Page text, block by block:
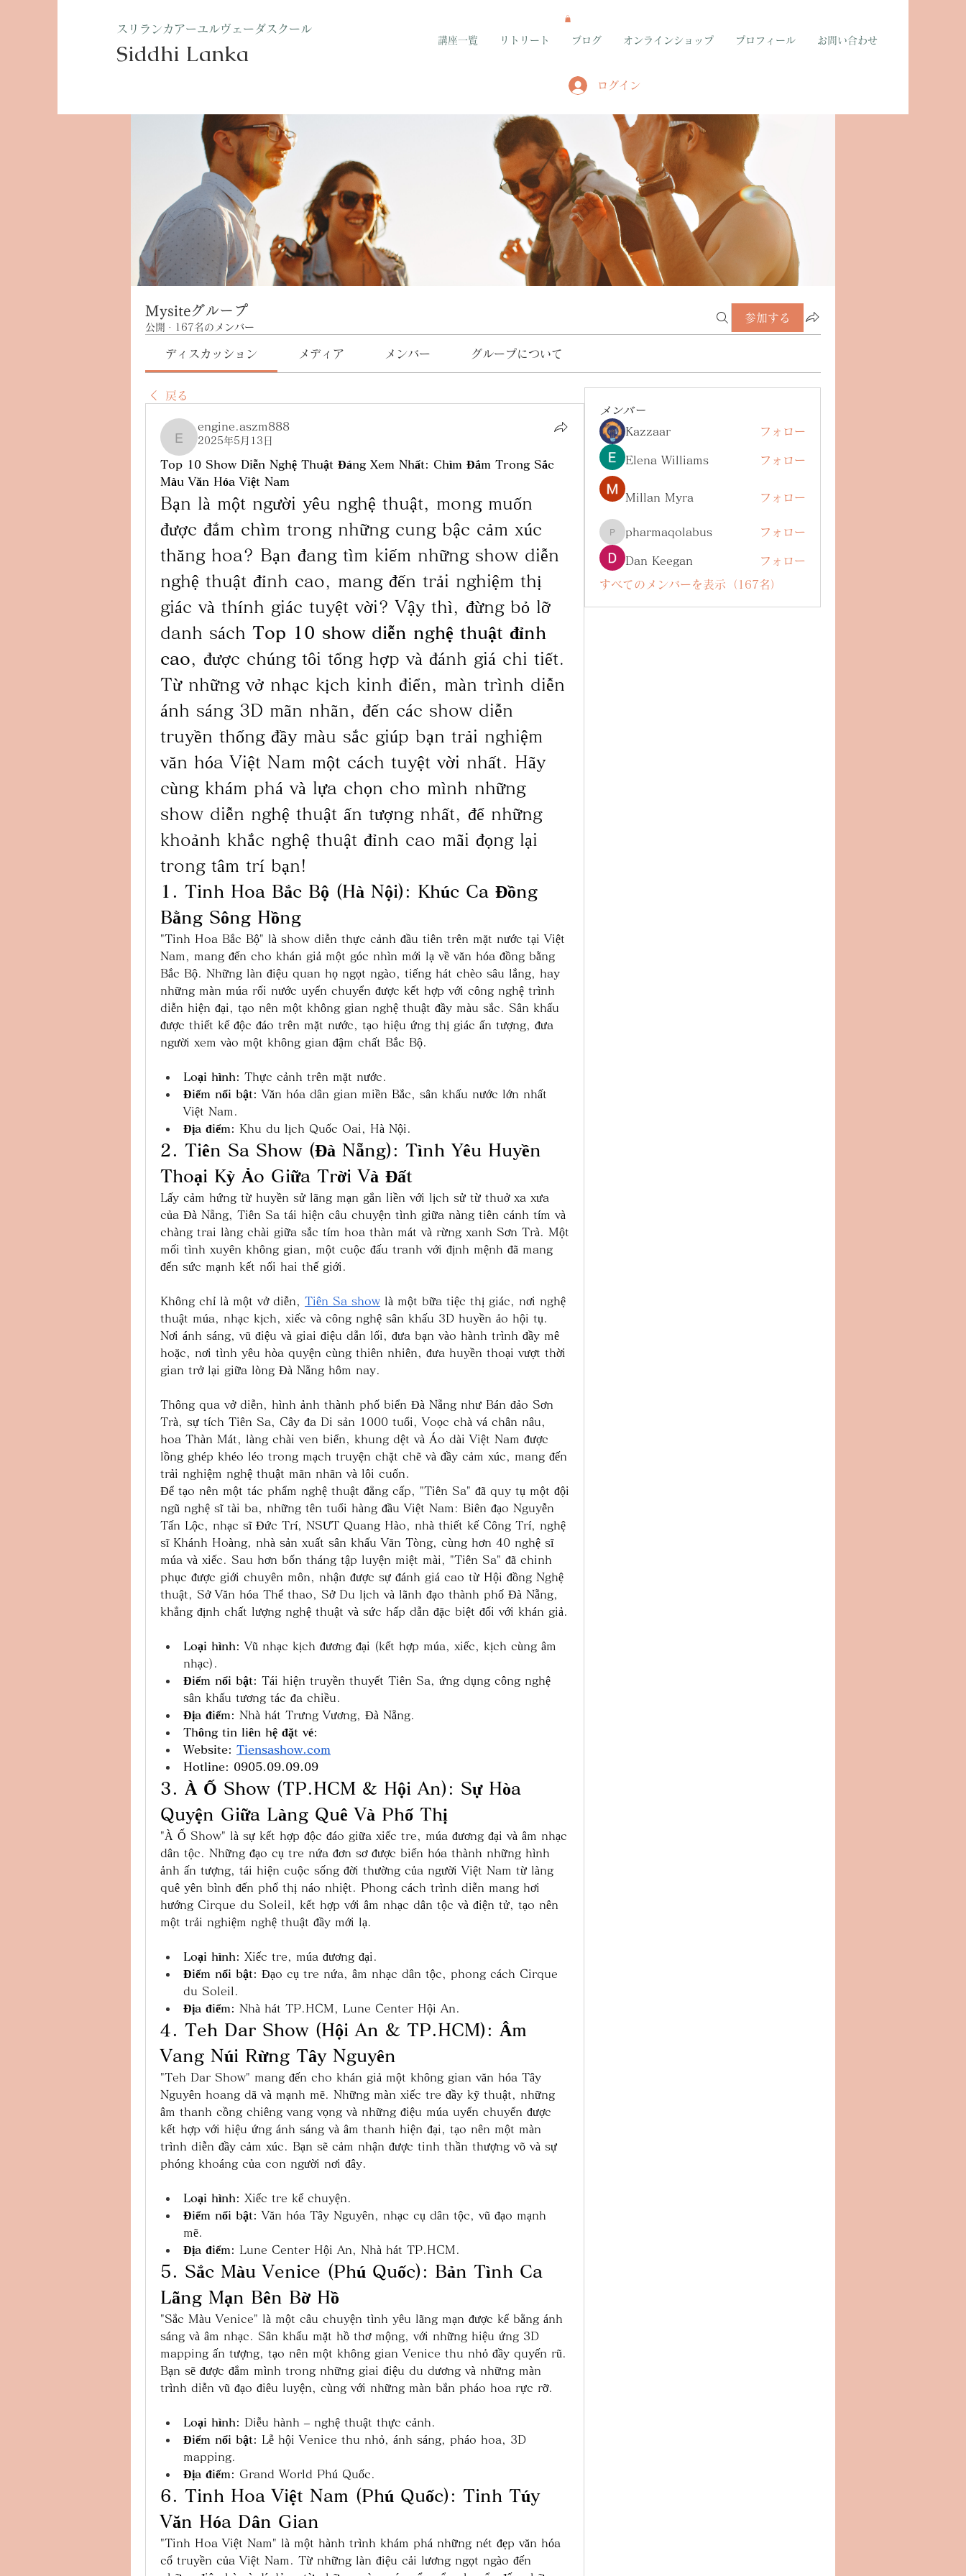
​スリランカアーユルヴェーダスクール
Siddhi Lanka​ 講座一覧 リトリート ブログ オンラインショップ プロフィール お問い合わせ
ログイン
Mysiteグループ
公開 · 167名のメンバー
参加する
ディスカッション メディア メンバー グループについて
戻る
engine.aszm888
engine.aszm888
2025年5月13日
Top 10 Show Diễn Nghệ Thuật Đáng Xem Nhất: Chìm Đắm Trong Sắc
Màu Văn Hóa Việt Nam
Bạn là một người yêu nghệ thuật, mong muốn
được đắm chìm trong những cung bậc cảm xúc
thăng hoa? Bạn đang tìm kiếm những show diễn
nghệ thuật đỉnh cao, mang đến trải nghiệm thị
giác và thính giác tuyệt vời? Vậy thì, đừng bỏ lỡ
danh sách Top 10 show diễn nghệ thuật đỉnh
cao, được chúng tôi tổng hợp và đánh giá chi tiết.
Từ những vở nhạc kịch kinh điển, màn trình diễn
ánh sáng 3D mãn nhãn, đến các show diễn
truyền thống đầy màu sắc giúp bạn trải nghiệm
văn hóa Việt Nam một cách tuyệt vời nhất. Hãy
cùng khám phá và lựa chọn cho mình những
show diễn nghệ thuật ấn tượng nhất, để những
khoảnh khắc nghệ thuật đỉnh cao mãi đọng lại
trong tâm trí bạn!
1. Tinh Hoa Bắc Bộ (Hà Nội): Khúc Ca Đồng
Bằng Sông Hồng
"Tinh Hoa Bắc Bộ" là show diễn thực cảnh đầu tiên trên mặt nước tại Việt
Nam, mang đến cho khán giả một góc nhìn mới lạ về văn hóa đồng bằng
Bắc Bộ. Những làn điệu quan họ ngọt ngào, tiếng hát chèo sâu lắng, hay
những màn múa rối nước uyển chuyển được kết hợp với công nghệ trình
diễn hiện đại, tạo nên một không gian nghệ thuật đầy màu sắc. Sân khấu
được thiết kế độc đáo trên mặt nước, tạo hiệu ứng thị giác ấn tượng, đưa
người xem vào một không gian đậm chất Bắc Bộ.
Loại hình: Thực cảnh trên mặt nước.
Điểm nổi bật: Văn hóa dân gian miền Bắc, sân khấu nước lớn nhất
Việt Nam.
Địa điểm: Khu du lịch Quốc Oai, Hà Nội.
2. Tiên Sa Show (Đà Nẵng): Tình Yêu Huyền
Thoại Kỳ Ảo Giữa Trời Và Đất
Lấy cảm hứng từ huyền sử lãng mạn gắn liền với lịch sử từ thuở xa xưa
của Đà Nẵng, Tiên Sa tái hiện câu chuyện tình giữa nàng tiên cánh tím và
chàng trai làng chài giữa sắc tím hoa thàn mát và rừng xanh Sơn Trà. Một
mối tình xuyên không gian, một cuộc đấu tranh với định mệnh đã mang
đến sức mạnh kết nối hai thế giới.
Không chỉ là một vở diễn, Tiên Sa show là một bữa tiệc thị giác, nơi nghệ
thuật múa, nhạc kịch, xiếc và công nghệ sân khấu 3D huyền ảo hội tụ.
Nơi ánh sáng, vũ điệu và giai điệu dẫn lối, đưa bạn vào hành trình đầy mê
hoặc, nơi tình yêu hòa quyện cùng thiên nhiên, đưa huyền thoại vượt thời
gian trở lại giữa lòng Đà Nẵng hôm nay.
Thông qua vở diễn, hình ảnh thành phố biển Đà Nẵng như Bán đảo Sơn
Trà, sự tích Tiên Sa, Cây đa Di sản 1000 tuổi, Voọc chà vá chân nâu,
hoa Thàn Mát, làng chài ven biển, khung dệt và Áo dài Việt Nam được
lồng ghép khéo léo trong mạch truyện chặt chẽ và đầy cảm xúc, mang đến
trải nghiệm nghệ thuật mãn nhãn và lôi cuốn.
Để tạo nên một tác phẩm nghệ thuật đẳng cấp, "Tiên Sa" đã quy tụ một đội
ngũ nghệ sĩ tài ba, những tên tuổi hàng đầu Việt Nam: Biên đạo Nguyễn
Tấn Lộc, nhạc sĩ Đức Trí, NSƯT Quang Hào, nhà thiết kế Công Trí, nghệ
sĩ Khánh Hoàng, nhà sản xuất sân khấu Văn Tòng, cùng hơn 40 nghệ sĩ
múa và xiếc. Sau hơn bốn tháng tập luyện miệt mài, "Tiên Sa" đã chinh
phục được giới chuyên môn, nhận được sự đánh giá cao từ Hội đồng Nghệ
thuật, Sở Văn hóa Thể thao, Sở Du lịch và lãnh đạo thành phố Đà Nẵng,
khẳng định chất lượng nghệ thuật và sức hấp dẫn đặc biệt đối với khán giả.
Loại hình: Vũ nhạc kịch đương đại (kết hợp múa, xiếc, kịch cùng âm
nhạc).
Điểm nổi bật: Tái hiện truyền thuyết Tiên Sa, ứng dụng công nghệ
sân khấu tương tác đa chiều.
Địa điểm: Nhà hát Trưng Vương, Đà Nẵng.
Thông tin liên hệ đặt vé:
Website: Tiensashow.com
Hotline: 0905.09.09.09
3. À Ố Show (TP.HCM & Hội An): Sự Hòa
Quyện Giữa Làng Quê Và Phố Thị
"À Ố Show" là sự kết hợp độc đáo giữa xiếc tre, múa đương đại và âm nhạc
dân tộc. Những đạo cụ tre nứa đơn sơ được biến hóa thành những hình
ảnh ấn tượng, tái hiện cuộc sống đời thường của người Việt Nam từ làng
quê yên bình đến phố thị náo nhiệt. Phong cách trình diễn mang hơi
hướng Cirque du Soleil, kết hợp với âm nhạc dân tộc và điện tử, tạo nên
một trải nghiệm nghệ thuật đầy mới lạ.
Loại hình: Xiếc tre, múa đương đại.
Điểm nổi bật: Đạo cụ tre nứa, âm nhạc dân tộc, phong cách Cirque
du Soleil.
Địa điểm: Nhà hát TP.HCM, Lune Center Hội An.
4. Teh Dar Show (Hội An & TP.HCM): Âm
Vang Núi Rừng Tây Nguyên
"Teh Dar Show" mang đến cho khán giả một không gian văn hóa Tây
Nguyên hoang dã và mạnh mẽ. Những màn xiếc tre đầy kỹ thuật, những
âm thanh cồng chiêng vang vọng và những điệu múa uyển chuyển được
kết hợp với hiệu ứng ánh sáng và âm thanh hiện đại, tạo nên một màn
trình diễn đầy cảm xúc. Bạn sẽ cảm nhận được tinh thần thượng võ và sự
phóng khoáng của con người nơi đây.
Loại hình: Xiếc tre kể chuyện.
Điểm nổi bật: Văn hóa Tây Nguyên, nhạc cụ dân tộc, vũ đạo mạnh
mẽ.
Địa điểm: Lune Center Hội An, Nhà hát TP.HCM.
5. Sắc Màu Venice (Phú Quốc): Bản Tình Ca
Lãng Mạn Bên Bờ Hồ
"Sắc Màu Venice" là một câu chuyện tình yêu lãng mạn được kể bằng ánh
sáng và âm nhạc. Sân khấu mặt hồ thơ mộng, với những hiệu ứng 3D
mapping ấn tượng, tạo nên một không gian Venice thu nhỏ đầy quyến rũ.
Bạn sẽ được đắm mình trong những giai điệu du dương và những màn
trình diễn vũ đạo điêu luyện, cùng với những màn bắn pháo hoa rực rỡ.
Loại hình: Diễu hành – nghệ thuật thực cảnh.
Điểm nổi bật: Lễ hội Venice thu nhỏ, ánh sáng, pháo hoa, 3D
mapping.
Địa điểm: Grand World Phú Quốc.
6. Tinh Hoa Việt Nam (Phú Quốc): Tinh Túy
Văn Hóa Dân Gian
"Tinh Hoa Việt Nam" là một hành trình khám phá những nét đẹp văn hóa
cổ truyền của Việt Nam. Từ những làn điệu cải lương ngọt ngào đến
メンバー
Kazzaar
フォロー
Elena Williams フォロー
Millan Myra フォロー
pharmaqolabus
pharmaqolabus フォロー
Dan Keegan フォロー
すべてのメンバーを表示（167名）